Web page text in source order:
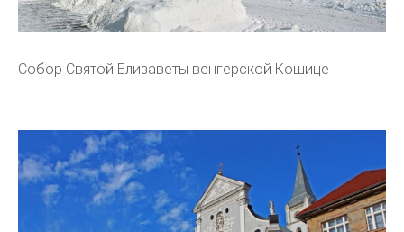
Собор Святой Елизаветы венгерской Кошице